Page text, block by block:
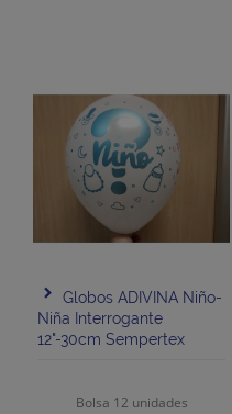
Globos ADIVINA Niño-
Niña Interrogante
12"-30cm Sempertex
Bolsa 12 unidades